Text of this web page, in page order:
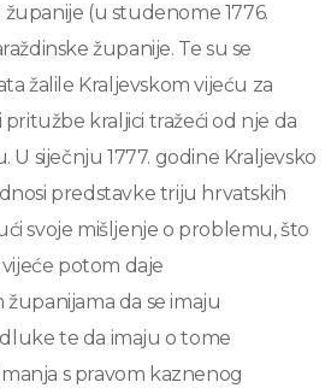
(u studenome 1776.
županije. Te su se
žalile Kraljevskom vijeću za
kraljici tražeći od nje da
U siječnju 1777. godine Kraljevsko
predstavke triju hrvatskih
svoje mišljenje o problemu, što
potom daje
da se imaju
te da imaju o tome
s pravom kaznenog